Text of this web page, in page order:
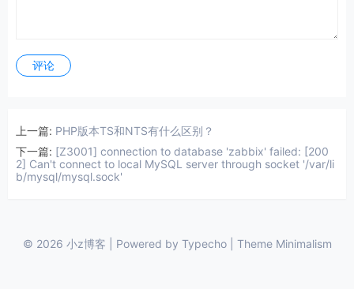
评论
上一篇: PHP版本TS和NTS有什么区别？
下一篇: [Z3001] connection to database 'zabbix' failed: [200
2] Can't connect to local MySQL server through socket '/var/li
b/mysql/mysql.sock'
© 2026 小z博客 | Powered by Typecho | Theme Minimalism